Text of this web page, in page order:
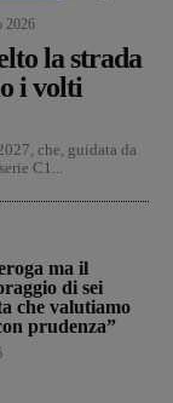
2026
la strada
i volti
che, guidata da
C1...
ma il
di sei
che valutiamo
prudenza”